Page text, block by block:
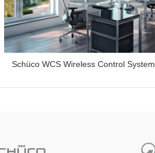
Schüco WCS Wireless Control System